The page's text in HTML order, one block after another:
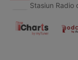
Stasiun Radio